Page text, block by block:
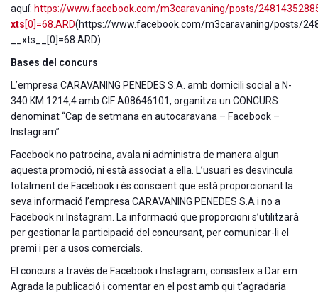
aquí: https://www.facebook.com/m3caravaning/posts/
xts[0]=68.ARD(https://www.facebook.com/m3caravaning/posts/
__xts__[0]=68.ARD)
Bases del concurs
L’empresa CARAVANING PENEDES S.A. amb domicili social a N-
340 KM.1214,4 amb CIF A08646101, organitza un CONCURS
denominat “Cap de setmana en autocaravana – Facebook –
Instagram”
Facebook no patrocina, avala ni administra de manera algun
aquesta promoció, ni està associat a ella. L’usuari es desvincula
totalment de Facebook i és conscient que està proporcionant la
seva informació l’empresa CARAVANING PENEDES S.A i no a
Facebook ni Instagram. La informació que proporcioni s’utilitzarà
per gestionar la participació del concursant, per comunicar-li el
premi i per a usos comercials.
El concurs a través de Facebook i Instagram, consisteix a Dar em
Agrada la publicació i comentar en el post amb qui t’agradaria